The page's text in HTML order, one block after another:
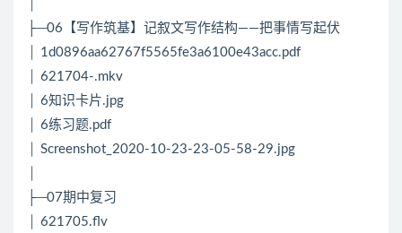
├─06【写作筑基】记叙文写作结构——把事情写起伏
│ 1d0896aa62767f5565fe3a6100e43acc.pdf
│ 621704-.mkv
│ 6知识卡片.jpg
│ 6练习题.pdf
│ Screenshot_2020-10-23-23-05-58-29.jpg
├─07期中复习
│ 621705.flv